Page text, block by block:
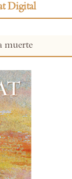
Digital
muerte